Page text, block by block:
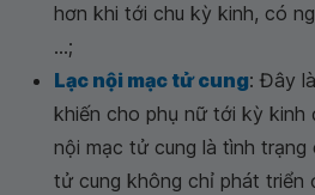
hơn khi tới chu kỳ kinh, có
...;
Lạc nội mạc tử cung: Đây
khiến cho phụ nữ tới kỳ kinh
nội mạc tử cung là tình
tử cung không chỉ phát triển